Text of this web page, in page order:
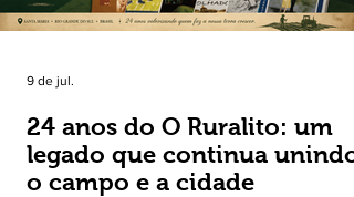
24 anos do O Ruralito: um
legado que continua unindo
o campo e a cidade
9 de jul.